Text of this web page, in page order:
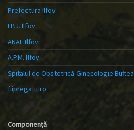
Prefectura Ilfov
I.P.J. Ilfov
ANAF Ilfov
A.P.M. Ilfov
Spitalul de Obstetrică-Ginecologie Buftea
fiipregatit.ro
Componență